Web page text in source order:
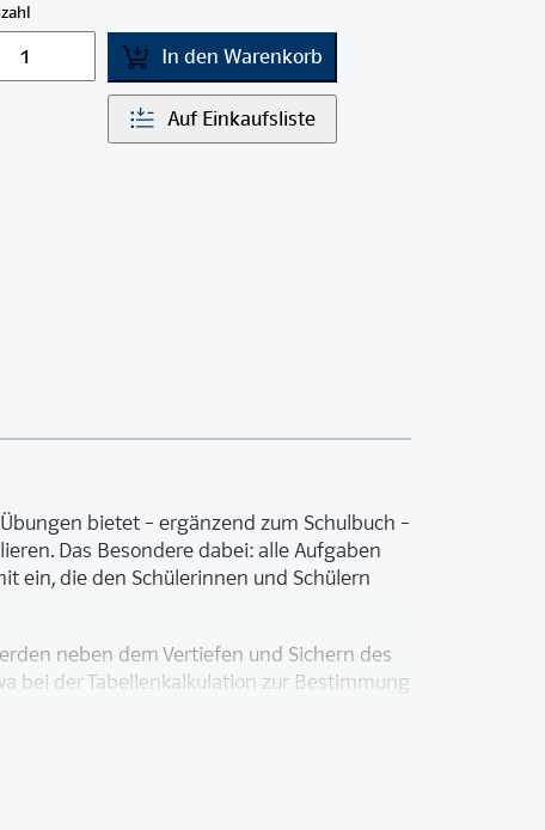
In den Warenkorb
Auf Einkaufsliste
bietet – ergänzend zum Schulbuch –
Das Besondere dabei: alle Aufgaben
ein, die den Schülerinnen und Schülern
neben dem Vertiefen und Sichern des
bei der Tabellenkalkulation zur Bestimmung
können die Lösungen in digitaler